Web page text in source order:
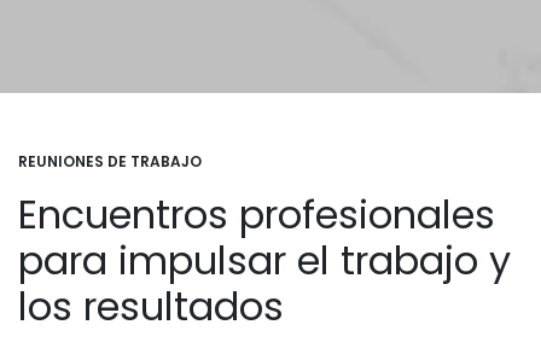
REUNIONES DE TRABAJO
Encuentros profesionales
para impulsar el trabajo y
los resultados